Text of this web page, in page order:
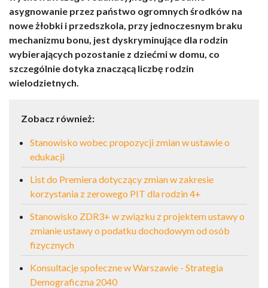
asygnowanie przez państwo ogromnych środków na
noweżłobki i przedszkola, przy jednoczesnym braku
mechanizmu bonu, jest dyskryminujące dla rodzin
wybierających pozostanie z dziećmi w domu, co
szczególnie dotyka znaczącą liczbę rodzin
wielodzietnych.
Zobacz również:
Stanowisko wobec propozycji zmian w ustawie o
edukacji
List do Premiera dotyczący zmian w zakresie
korzystania z zerowego PIT dla rodzin 4+
Stanowisko ZDR3+ w związku z projektem ustawy o
zmianie ustawy o podatku dochodowym od osób
fizycznych
Konsultacje społeczne w Warszawie - Strategia
Demograficzna 2040